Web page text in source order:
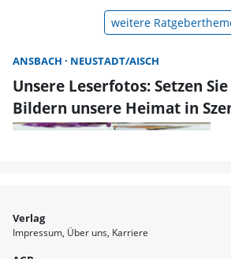
weitere
ANSBACH NEUSTADT/AISCH
Unsere Leserfotos: Setzen
Bildern unsere Heimat in
Verlag
Impressum Über uns Karriere